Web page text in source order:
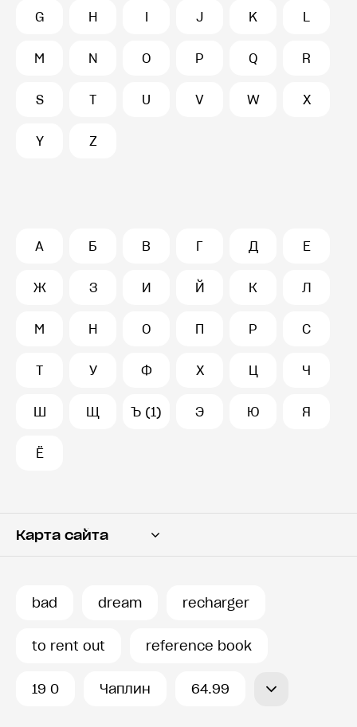
G H I J K L
M N O P Q R
S T U V W X
Y Z
А Б В Г Д Е
Ж З И Й К Л
М Н О П Р С
Т У Ф Х Ц Ч
Ш Щ Ъ (1) Э Ю Я
Ё
Карта сайта
bad dream recharger
to rent out reference book
19 0 Чаплин 64.99